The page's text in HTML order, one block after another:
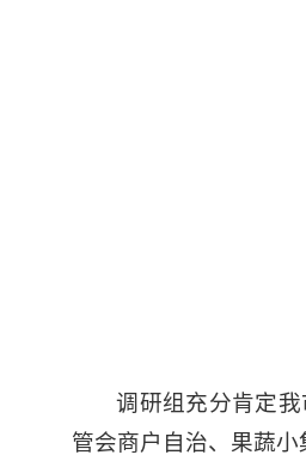
调研组充分肯定
管会商户自治、果蔬